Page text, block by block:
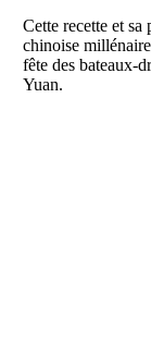
Cette recette et sa
chinoise
fête des bateaux-
Yuan.